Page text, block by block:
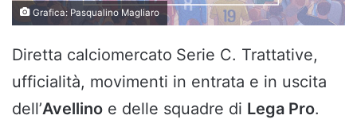
Grafica: Pasqualino Magliaro
Diretta calciomercato Serie C. Trattative,
ufficialità, movimenti in entrata e in uscita
dell’Avellino e delle squadre di Lega Pro.